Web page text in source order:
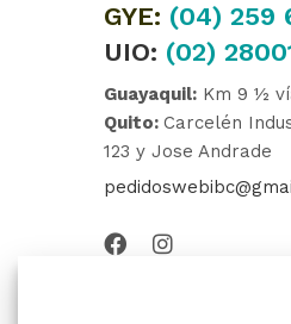
GYE: (04) 259
UIO: (02)
Guayaquil: Km 9 ½
Quito: Carcelén
123 y Jose Andrade